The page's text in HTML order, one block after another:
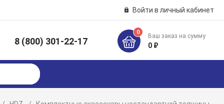
Войти в личный кабинет
8 (800) 301-22-17
0
Ваш заказ на сумму
0 ₽